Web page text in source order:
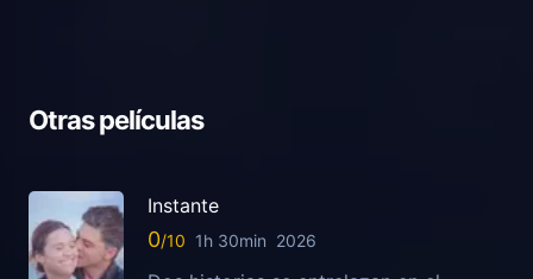
Otras películas
Instante
0 1h 30min 2026